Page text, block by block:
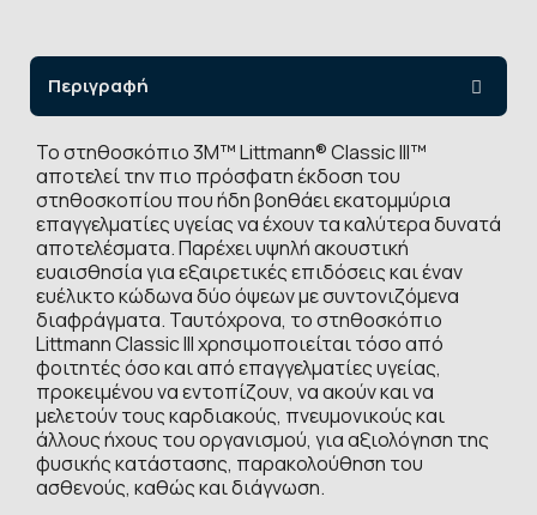
Περιγραφή
Το στηθοσκόπιο 3M™ Littmann® Classic III™
αποτελεί την πιο πρόσφατη έκδοση του
στηθοσκοπίου που ήδη βοηθάει εκατομμύρια
επαγγελματίες υγείας να έχουν τα καλύτερα δυνατά
αποτελέσματα. Παρέχει υψηλή ακουστική
ευαισθησία για εξαιρετικές επιδόσεις και έναν
ευέλικτο κώδωνα δύο όψεων με συντονιζόμενα
διαφράγματα. Ταυτόχρονα, το στηθοσκόπιο
Littmann Classic III χρησιμοποιείται τόσο από
φοιτητές όσο και από επαγγελματίες υγείας,
προκειμένου να εντοπίζουν, να ακούν και να
μελετούν τους καρδιακούς, πνευμονικούς και
άλλους ήχους του οργανισμού, για αξιολόγηση της
φυσικής κατάστασης, παρακολούθηση του
ασθενούς, καθώς και διάγνωση.